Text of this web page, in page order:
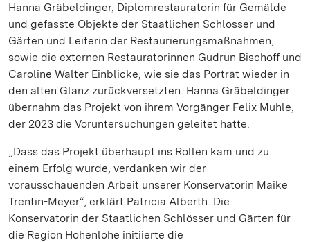
Hanna Gräbeldinger, Diplomrestauratorin für Gemälde
und gefasste Objekte der Staatlichen Schlösser und
Gärten und Leiterin der Restaurierungsmaßnahmen,
sowie die externen Restauratorinnen Gudrun Bischoff und
Caroline Walter Einblicke, wie sie das Porträt wieder in
den alten Glanz zurückversetzten. Hanna Gräbeldinger
übernahm das Projekt von ihrem Vorgänger Felix Muhle,
der 2023 die Voruntersuchungen geleitet hatte.
„Dass das Projekt überhaupt ins Rollen kam und zu
einem Erfolg wurde, verdanken wir der
vorausschauenden Arbeit unserer Konservatorin Maike
Trentin-Meyer“, erklärt Patricia Alberth. Die
Konservatorin der Staatlichen Schlösser und Gärten für
die Region Hohenlohe initiierte die